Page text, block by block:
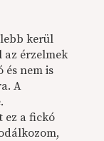
kerül
az érzelmek
és nem is
A
ez a fickó